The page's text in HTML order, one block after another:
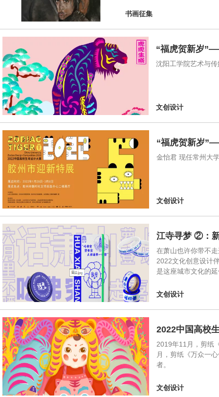
书画征集
“福虎贺新岁
沈阳工学院艺术与
文创设计
“福虎贺新岁
金怡君 现任常州大
文创设计
江寺寻梦 ②：
在萧山也许你带不
2022文化创意设计
是这座城市文化的
文创设计
2022中国高校
2019年11月，剪纸
月，剪纸《万众一
者。
文创设计